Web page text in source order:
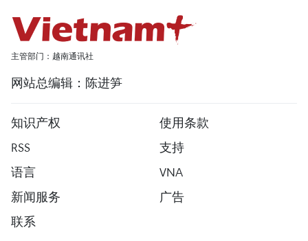
主管部门：越南通讯社
网站总编辑：陈进笋
知识产权
使用条款
RSS
支持
语言
VNA
新闻服务
广告
联系